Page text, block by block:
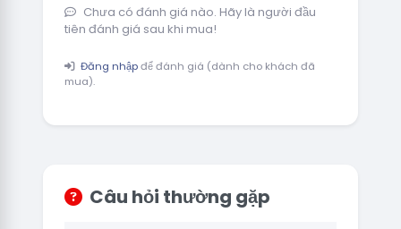
Chưa có đánh giá nào. Hãy là người đầu
tiên đánh giá sau khi mua!
Đăng nhậpđể đánh giá (dành cho khách đã
mua).
Câu hỏi thường gặp